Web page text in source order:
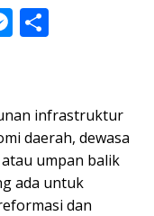
M
e
n
g
er
e
infrastruktur
daerah, dewasa
umpan balik
ada untuk
dan